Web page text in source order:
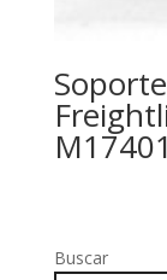
M17401
Buscar